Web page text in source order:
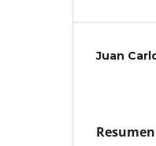
Juan
Resumen